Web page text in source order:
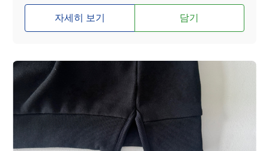
자세히 보기 담기